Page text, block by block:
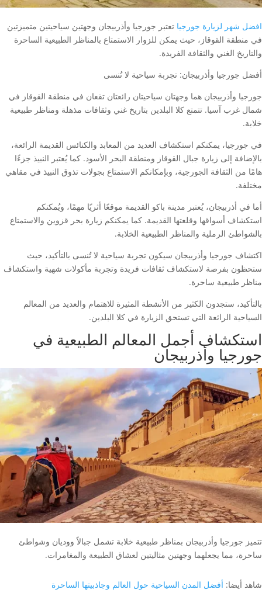
افضل شهر لزيارة جورجيا تعتبر جورجيا وأذربيجان وجهتين سياحيتين متميزتين
في منطقة القوقاز، حيث يمكن للزوار الاستمتاع بالمناظر الطبيعية الساحرة
والتاريخ الغني والثقافة الفريدة.
أفضل جورجيا وأذربيجان: تجربة سياحية لا تُنسى
جورجيا وأذربيجان هما وجهتان سياحيتان رائعتان تقعان في منطقة القوقاز في
شمال غرب آسيا. تتمتع كلا البلدين بتاريخ غني وثقافات مذهلة ومناظر طبيعية
خلابة.
في جورجيا، يمكنكم استكشاف العديد من المعابد والكنائس القديمة الرائعة،
بالإضافة إلى زيارة جبال القوقاز ومنطقة البحر الأسود. كما يُعتبر النبيذ جزءًا
هامًا من الثقافة الجورجية، وبإمكانكم الاستمتاع بجولات تذوق النبيذ في مقاهي
مختلفة.
أما في أذربيجان، يُعتبر مدينة باكو القديمة موقعًا أثريًا مهمًا، ويُمكنكم
استكشاف أسواقها وقلعتها القديمة. كما يمكنكم زيارة بحر قزوين والاستمتاع
بالشواطئ الرملية والمناظر الطبيعية الخلابة.
اكتشاف جورجيا وأذربيجان سيكون تجربة سياحية لا تُنسى بالتأكيد، حيث
ستحظون بفرصة لاستكشاف ثقافات فريدة وتجربة مأكولات شهية واستكشاف
مناظر طبيعية ساحرة.
بالتأكيد، ستجدون الكثير من الأنشطة المثيرة للاهتمام والعديد من المعالم
السياحية الرائعة التي تستحق الزيارة في كلا البلدين.
استكشاف أجمل المعالم الطبيعية في
جورجيا وأذربيجان
تتميز جورجيا وأذربيجان بمناظر طبيعية خلابة تشمل جبالاً ووديان وشواطئ
ساحرة، مما يجعلهما وجهتين مثاليتين لعشاق الطبيعة والمغامرات.
شاهد أيضا: أفضل المدن السياحية حول العالم وجاذبيتها الساحرة